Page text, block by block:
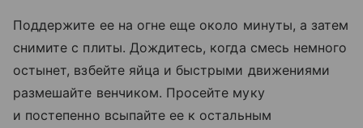
Поддержите ее на огне еще около минуты, а затем
снимите с плиты. Дождитесь, когда смесь немного
остынет, взбейте яйца и быстрыми движениями
размешайте венчиком. Просейте муку
и постепенно всыпайте ее к остальным